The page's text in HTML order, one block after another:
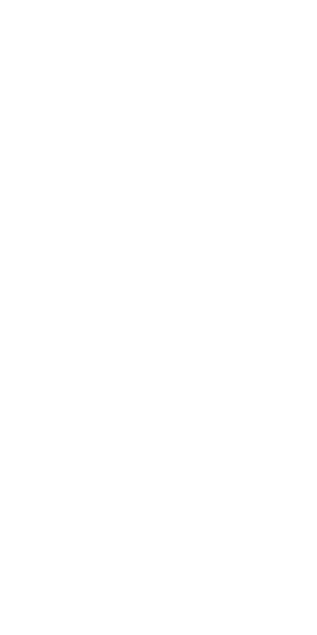
In un
Lo
LA
La ISO
parte
UN
La ISO
tra cui